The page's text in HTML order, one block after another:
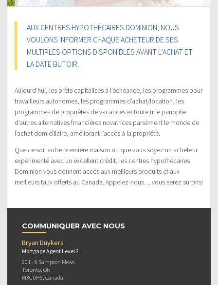
AUX CENTRES HYPOTHÉCAIRES DOMINION, NOUS
VOULONS INFORMER CHAQUE ACHETEUR DE SES
MULTIPLES OPTIONS DISPONIBLES AVANT L’ACHAT ET
LA DATE BUTOIR.
Aujourd’hui, les prêts capitalisés à l’échéance, les programmes pour
travailleurs autonomes, les programmes d’achat/location, les
programmes de propriétés de vacances et toute une panoplie
d’autres alternatives financières novatrices parsèment le monde de
l’achat domiciliaire, améliorant l’accès à la propriété.
Que ce soit votre première maison ou que vous soyez un acheteur
expérimenté avec un excellent crédit, les centres hypothécaires
Dominion vous donnent accès aux meilleurs produits et aux
meilleurs taux offerts au Canada. Appelez-nous… vous serez surpris!
COMMUNIQUER AVEC NOUS
Bryan Duykers
Mortgage Agent Level 2
201 - 8 Sampson Mews
Toronto, ON
M3C 0H5, Canada